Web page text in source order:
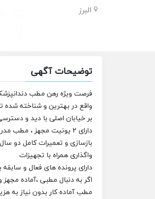
البرز
توضیحات آگهی
فرصت ویژه رهن مطب
واقع در بهترین و شناخته
بر خیابان اصلی با دید و
دارای ۲ یونیت مجهز ، مطب مدرن و شیک
بازسازی و تعمیرات کامل دو
واگذاری همراه با تجهیزات
دارای پرونده های فعال و سابقه
اگر به دنبال مطبی ،آماده
مطب آماده کار بدون نیاز به